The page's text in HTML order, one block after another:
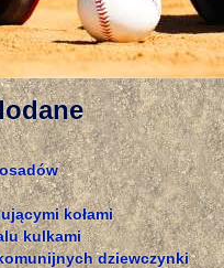
kołami
kulkami
dziewczynki